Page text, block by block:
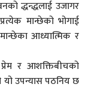
द्धन्द्धलाई उजागर
मान्छेको भोगाई
आध्यात्मिक र
र आशक्तिबीचको
यो उपन्यास पठनिय छ